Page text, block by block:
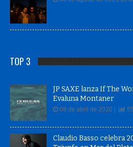
Evaluna Montaner
08 de abril de 2020 |
Claudio Basso celebra
Triunfo en Mar del Plata